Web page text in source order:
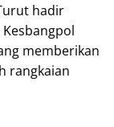
hadir
memberikan
rangkaian